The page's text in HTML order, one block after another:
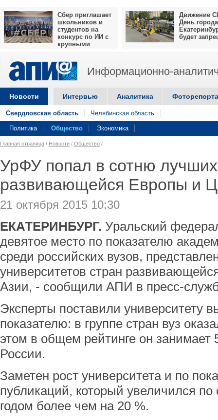
Сбер приглашает
школьников и
студентов на
конкурс по ИИ с
крупными
Движение
День города
будет
Информационно-
Новости Интервью Аналитика
Свердловская область Челябинская область
Политика Общество Экономика
Главная страница / Новости / Общество /
УрФУ попал в сотню лучших
развивающейся Европы и
21 октября 2015 10:30
ЕКАТЕРИНБУРГ. Уральский
девятое место по показателю
среди российских вузов,
университетов стран
Азии, - сообщили АПИ в пресс-
Эксперты поставили университету
показателю: в группе стран вуз
этом в общем рейтинге он занимает
России.
Заметен рост университета и по
публикаций, который увеличился
годом более чем на 20 %.